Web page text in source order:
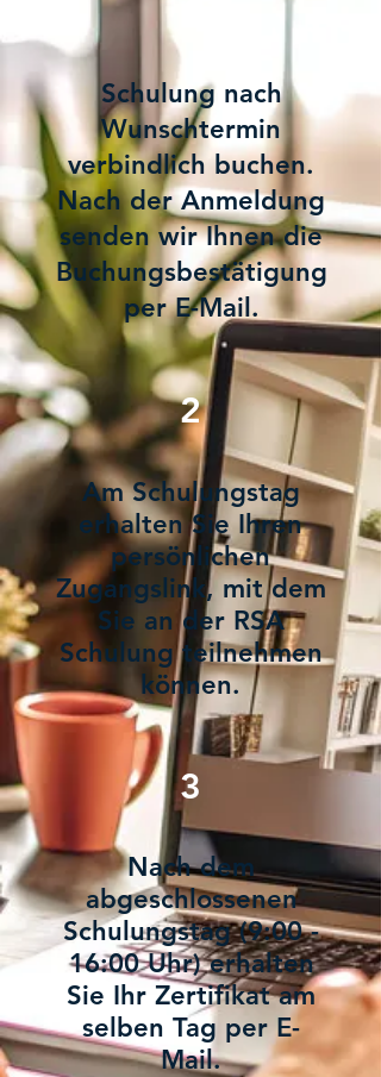
Schulung nach
Wunschtermin
verbindlich buchen.
Nach der Anmeldung
senden wir Ihnen die
Buchungsbestätigung
per E-Mail.
2
Am Schulungstag
erhalten Sie Ihren
persönlichen
Zugangslink, mit dem
Sie an der RSA
Schulung teilnehmen
können.
3
Nach dem
abgeschlossenen
Schulungstag (9:00 -
16:00 Uhr) erhalten
Sie Ihr Zertifikat am
selben Tag per E-
Mail.